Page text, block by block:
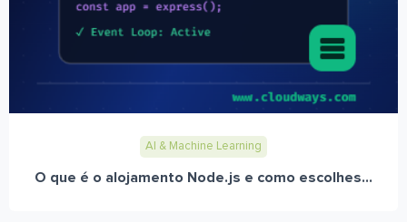
AI & Machine Learning
O que é o alojamento Node.js e como escolhes...